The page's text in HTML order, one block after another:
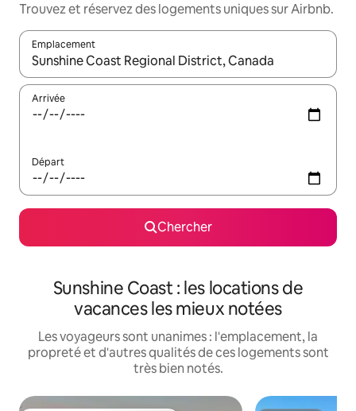
Trouvez et réservez des logements uniques sur Airbnb.
Emplacement
Quand les résultats sont affichés, parcourez-les en utilisant
Arrivée
Départ
Chercher
Sunshine Coast : les locations de
vacances les mieux notées
Les voyageurs sont unanimes : l'emplacement, la
propreté et d'autres qualités de ces logements sont
très bien notés.